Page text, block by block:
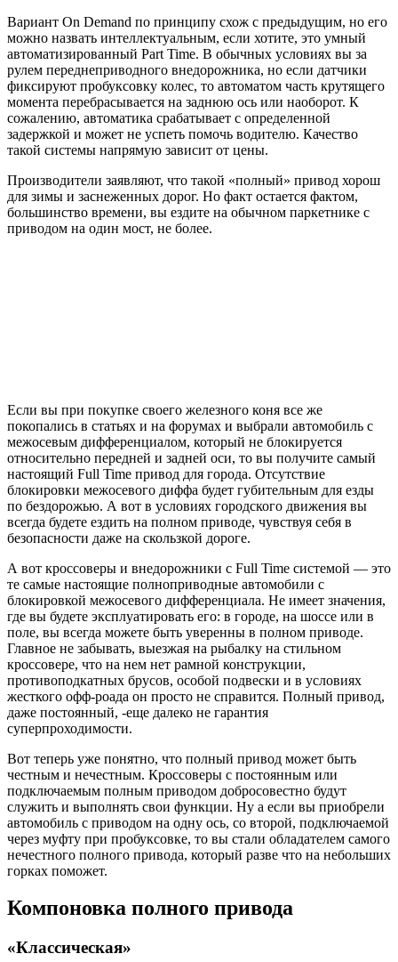
Вариант On Demand по принципу схож с предыдущим, но его
можно назвать интеллектуальным, если хотите, это умный
автоматизированный Part Time. В обычных условиях вы за
рулем переднеприводного внедорожника, но если датчики
фиксируют пробуксовку колес, то автоматом часть крутящего
момента перебрасывается на заднюю ось или наоборот. К
сожалению, автоматика срабатывает с определенной
задержкой и может не успеть помочь водителю. Качество
такой системы напрямую зависит от цены.
Производители заявляют, что такой «полный» привод хорош
для зимы и заснеженных дорог. Но факт остается фактом,
большинство времени, вы ездите на обычном паркетнике с
приводом на один мост, не более.
Если вы при покупке своего железного коня все же
покопались в статьях и на форумах и выбрали автомобиль с
межосевым дифференциалом, который не блокируется
относительно передней и задней оси, то вы получите самый
настоящий Full Time привод для города. Отсутствие
блокировки межосевого диффа будет губительным для езды
по бездорожью. А вот в условиях городского движения вы
всегда будете ездить на полном приводе, чувствуя себя в
безопасности даже на скользкой дороге.
А вот кроссоверы и внедорожники с Full Time системой — это
те самые настоящие полноприводные автомобили с
блокировкой межосевого дифференциала. Не имеет значения,
где вы будете эксплуатировать его: в городе, на шоссе или в
поле, вы всегда можете быть уверенны в полном приводе.
Главное не забывать, выезжая на рыбалку на стильном
кроссовере, что на нем нет рамной конструкции,
противоподкатных брусов, особой подвески и в условиях
жесткого офф-роада он просто не справится. Полный привод,
даже постоянный, -еще далеко не гарантия
суперпроходимости.
Вот теперь уже понятно, что полный привод может быть
честным и нечестным. Кроссоверы с постоянным или
подключаемым полным приводом добросовестно будут
служить и выполнять свои функции. Ну а если вы приобрели
автомобиль с приводом на одну ось, со второй, подключаемой
через муфту при пробуксовке, то вы стали обладателем самого
нечестного полного привода, который разве что на небольших
горках поможет.
Компоновка полного привода
«Классическая»